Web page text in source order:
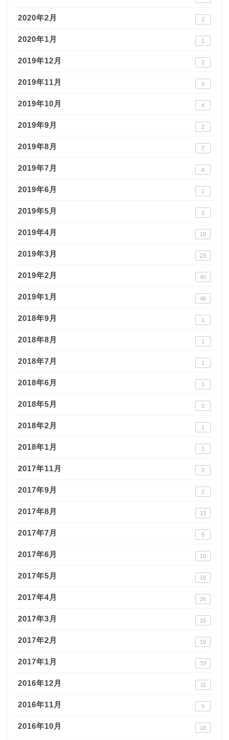
2020年2月 2
2020年1月 1
2019年12月 2
2019年11月 5
2019年10月 4
2019年9月 2
2019年8月 7
2019年7月 4
2019年6月 1
2019年5月 2
2019年4月 10
2019年3月 23
2019年2月 40
2019年1月 46
2018年9月 1
2018年8月 1
2018年7月 1
2018年6月 1
2018年5月 3
2018年2月 1
2018年1月 1
2017年11月 2
2017年9月 2
2017年8月 13
2017年7月 5
2017年6月 10
2017年5月 18
2017年4月 26
2017年3月 15
2017年2月 16
2017年1月 33
2016年12月 11
2016年11月 9
2016年10月 18